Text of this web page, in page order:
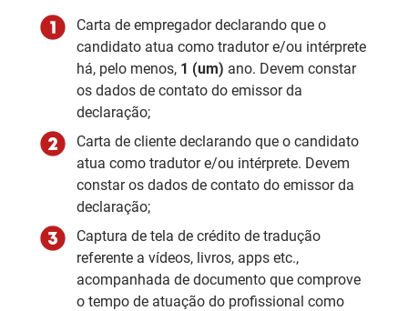
Carta de empregador declarando que o
candidato atua como tradutor e/ou intérprete
há, pelo menos, 1 (um) ano. Devem constar
os dados de contato do emissor da
declaração;
Carta de cliente declarando que o candidato
atua como tradutor e/ou intérprete. Devem
constar os dados de contato do emissor da
declaração;
Captura de tela de crédito de tradução
referente a vídeos, livros, apps etc.,
acompanhada de documento que comprove
o tempo de atuação do profissional como